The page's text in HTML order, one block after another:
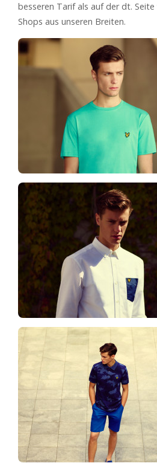
besseren Tarif als auf der dt.
Shops aus unseren Breiten.